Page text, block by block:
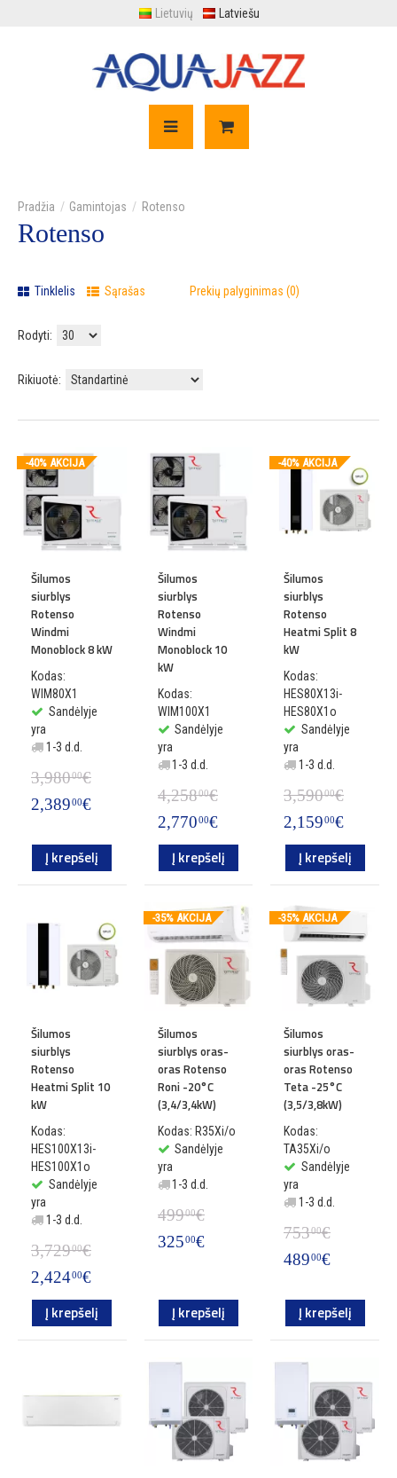
Lietuvių Latviešu
Gamintojas Rotenso
Rotenso
Tinklelis Sąrašas Prekių palyginimas (0)
Rodyti:
Rikiuotė:
-40% AKCIJA
Šilumos
siurblys
Rotenso
Windmi
Monoblock 8 kW
Kodas:
WIM80X1
Sandėlyje
yra
1-3 d.d.
3,98000€
2,38900€
Į krepšelį
Šilumos
siurblys
Rotenso
Windmi
Monoblock 10
kW
Kodas:
WIM100X1
Sandėlyje
yra
1-3 d.d.
4,25800€
2,77000€
Į krepšelį
-40% AKCIJA
Šilumos
siurblys
Rotenso
Heatmi Split 8
kW
Kodas:
HES80X13i-
HES80X1o
Sandėlyje
yra
1-3 d.d.
3,59000€
2,15900€
Į krepšelį
Šilumos
siurblys
Rotenso
Heatmi Split 10
kW
Kodas:
HES100X13i-
HES100X1o
Sandėlyje
yra
1-3 d.d.
3,72900€
2,42400€
Į krepšelį
-35% AKCIJA
Šilumos
siurblys oras-
oras Rotenso
Roni -20°C
(3,4/3,4kW)
Kodas: R35Xi/o
Sandėlyje
yra
1-3 d.d.
49900€
32500€
Į krepšelį
-35% AKCIJA
Šilumos
siurblys oras-
oras Rotenso
Teta -25°C
(3,5/3,8kW)
Kodas:
TA35Xi/o
Sandėlyje
yra
1-3 d.d.
75300€
48900€
Į krepšelį